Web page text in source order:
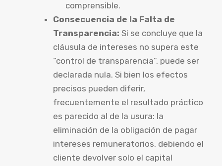
comprensible.
Consecuencia de la Falta de
Transparencia: Si se concluye que la
cláusula de intereses no supera este
“control de transparencia”, puede ser
declarada nula. Si bien los efectos
precisos pueden diferir,
frecuentemente el resultado práctico
es parecido al de la usura: la
eliminación de la obligación de pagar
intereses remuneratorios, debiendo el
cliente devolver solo el capital